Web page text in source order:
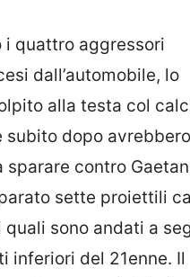
i quattro aggressori
dall’automobile, lo
alla testa col
subito dopo avrebbero
sparare contro
sette proiettili
quali sono andati a
inferiori del 21enne. Il